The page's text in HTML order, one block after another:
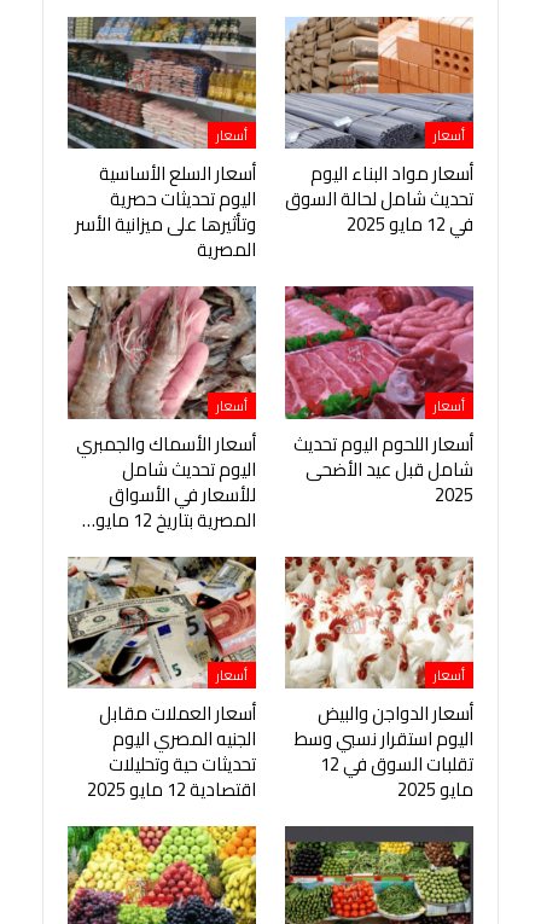
أسعار
أسعار مواد البناء اليوم
تحديث شامل لحالة السوق
في 12 مايو 2025
أسعار
أسعار السلع الأساسية
اليوم تحديثات حصرية
وتأثيرها على ميزانية الأسر
المصرية
أسعار
أسعار اللحوم اليوم تحديث
شامل قبل عيد الأضحى
2025
أسعار
أسعار الأسماك والجمبري
اليوم تحديث شامل
للأسعار في الأسواق
المصرية بتاريخ 12 مايو…
أسعار
أسعار الدواجن والبيض
اليوم استقرار نسبي وسط
تقلبات السوق في 12
مايو 2025
أسعار
أسعار العملات مقابل
الجنيه المصري اليوم
تحديثات حية وتحليلات
اقتصادية 12 مايو 2025